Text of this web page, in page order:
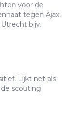
voor de
tegen Ajax,
bijv.
Lijkt net als
scouting